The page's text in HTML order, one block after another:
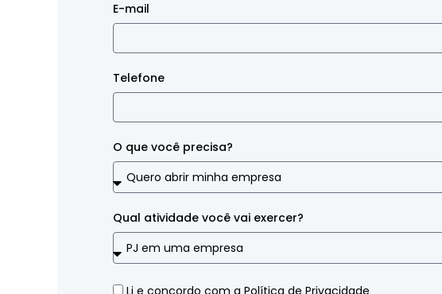
E-mail
Telefone
O que você precisa?
Qual atividade você vai exercer?
Li e concordo com a Política de Privacidade